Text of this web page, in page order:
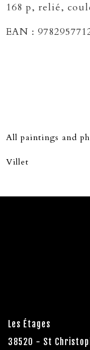
168 p, relié,
EAN :
All paintings and
Villet
Les Étages
38520 - St